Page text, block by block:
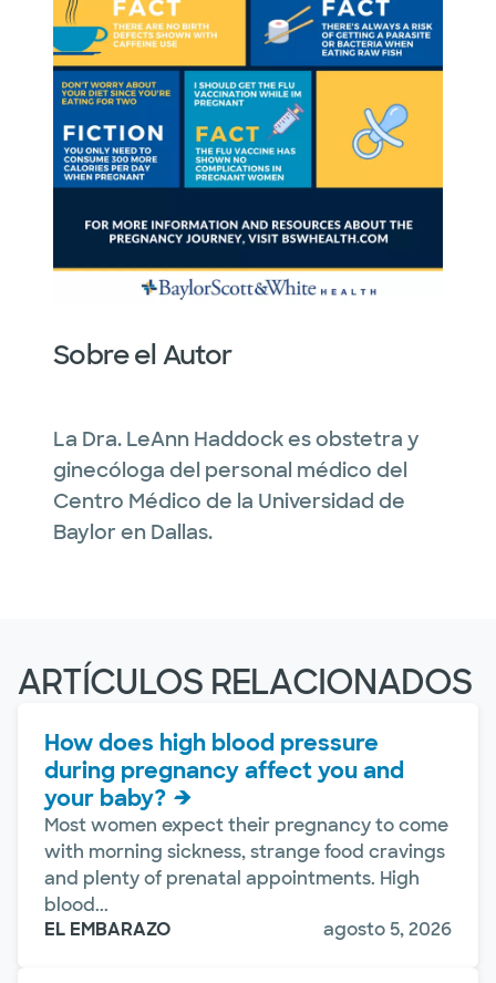
Sobre el Autor
La Dra. LeAnn Haddock es obstetra y
ginecóloga del personal médico del
Centro Médico de la Universidad de
Baylor en Dallas.
ARTÍCULOS RELACIONADOS
How does high blood pressure
during pregnancy affect you and
your baby?
Most women expect their pregnancy to come
with morning sickness, strange food cravings
and plenty of prenatal appointments. High
blood...
EL EMBARAZO
agosto 5, 2026